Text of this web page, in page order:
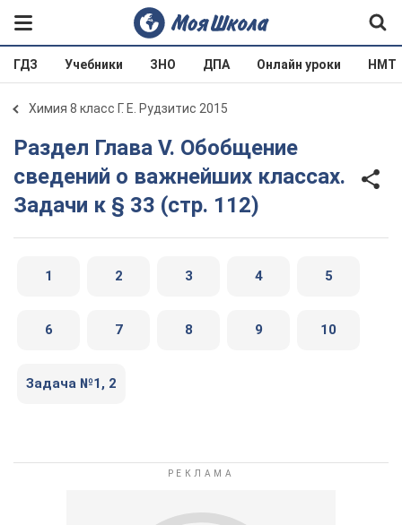
ГДЗ Учебники ЗНО ДПА Онлайн уроки НМТ
Химия 8 класс Г. Е. Рудзитис 2015
Раздел Глава V. Обобщение
сведений о важнейших классах.
Задачи к § 33 (стр. 112)
1 2 3 4 5
6 7 8 9 10
Задача №1, 2